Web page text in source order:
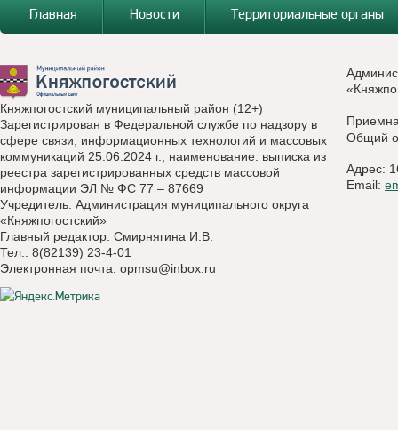
Главная
Новости Территориальные органы
Княжпогостский муниципальный район (12+)
Зарегистрирован в Федеральной службе по надзору в
сфере связи, информационных технологий и массовых
коммуникаций 25.06.2024 г., наименование: выписка из
реестра зарегистрированных средств массовой
информации ЭЛ № ФС 77 – 87669
Учредитель: Администрация муниципального округа
«Княжпогостский»
Главный редактор: Смирнягина И.В.
Тел.: 8(82139) 23-4-01
Электронная почта: opmsu@inbox.ru
Общий
Адрес:
Email: